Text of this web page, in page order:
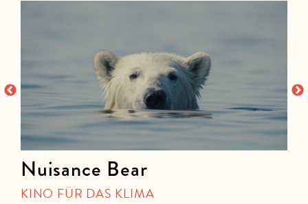
Nuisance Bear
KINO FÜR DAS KLIMA